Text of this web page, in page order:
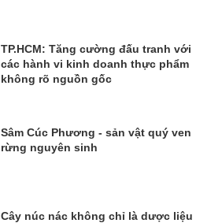
TP.HCM: Tăng cường đấu tranh với
các hành vi kinh doanh thực phẩm
không rõ nguồn gốc
Sâm Cúc Phương - sản vật quý ven
rừng nguyên sinh
Cây núc nác không chỉ là dược liệu